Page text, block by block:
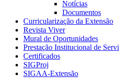
Notícias
Documentos
Curricularização da Extensão
Revista Viver
Mural de Oportunidades
Prestação Institucional de
Certificados
SIGProj
SIGAA-Extensão